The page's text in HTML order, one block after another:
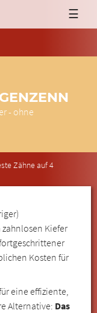
☰
- ohne
Zähne auf 4
Kiefer
Kosten für
eine effiziente,
Alternative: Das